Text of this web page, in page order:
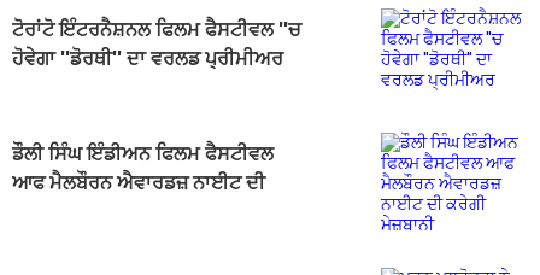
ਟੋਰਾਂਟੋ ਇੰਟਰਨੈਸ਼ਨਲ ਫਿਲਮ ਫੈਸਟੀਵਲ ''ਚ
ਹੋਵੇਗਾ ''ਡੋਰਥੀ'' ਦਾ ਵਰਲਡ ਪ੍ਰੀਮੀਅਰ
ਡੌਲੀ ਸਿੰਘ ਇੰਡੀਅਨ ਫਿਲਮ ਫੈਸਟੀਵਲ
ਆਫ ਮੈਲਬੌਰਨ ਐਵਾਰਡਜ਼ ਨਾਈਟ ਦੀ